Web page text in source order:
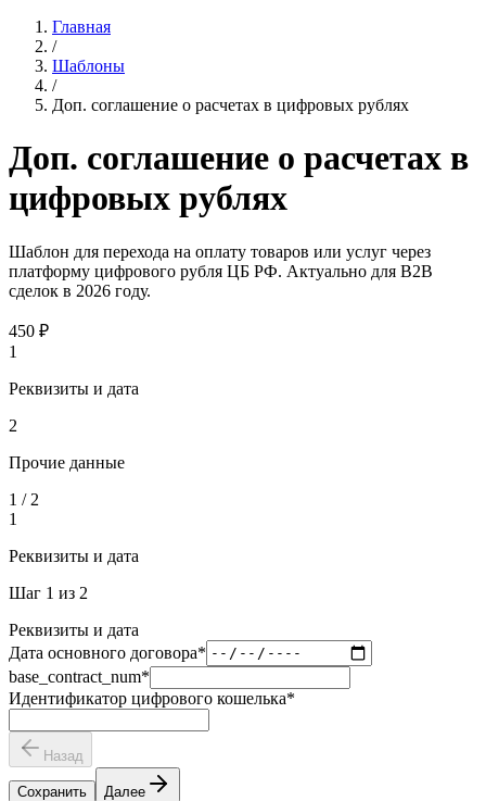
Главная
/
Шаблоны
/
Доп. соглашение о расчетах в цифровых рублях
Доп. соглашение о расчетах в
цифровых рублях
Шаблон для перехода на оплату товаров или услуг через
платформу цифрового рубля ЦБ РФ. Актуально для B2B
сделок в 2026 году.
450 ₽
1
Реквизиты и дата
2
Прочие данные
1 / 2
1
Реквизиты и дата
Шаг 1 из 2
Реквизиты и дата
Дата основного договора*
base_contract_num*
Идентификатор цифрового кошелька*
Назад
Сохранить Далее